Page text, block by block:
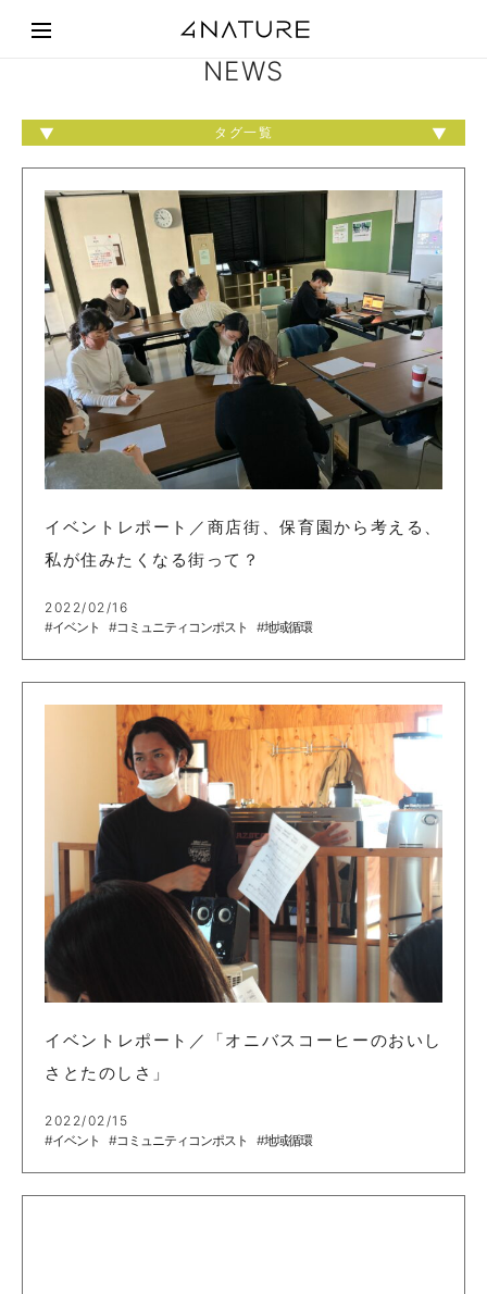
NEWS
タグ一覧
イベントレポート／商店街、保育園から考える、
私が住みたくなる街って？
2022/02/16
#イベント
#コミュニティコンポスト #地域循環
イベントレポート／「オニバスコーヒーのおいし
さとたのしさ」
2022/02/15
#イベント
#コミュニティコンポスト #地域循環